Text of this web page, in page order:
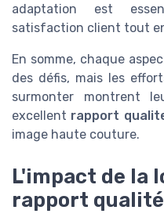
adaptation est
satisfaction client tout
En somme, chaque
des défis, mais les
surmonter montrent
excellent rapport
image haute couture.
L'impact de la
rapport